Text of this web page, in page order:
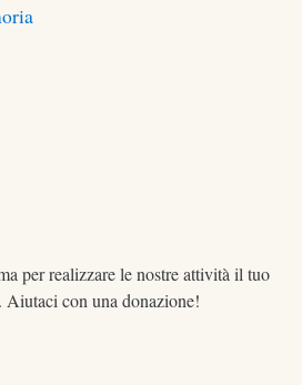
per realizzare le nostre attività il tuo
Aiutaci con una donazione!